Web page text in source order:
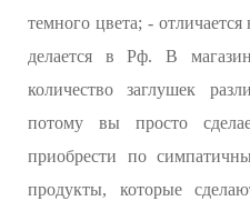
темного цвета; -
делается в Рф. В
количество заглушек
потому вы просто
приобрести по
продукты, которые